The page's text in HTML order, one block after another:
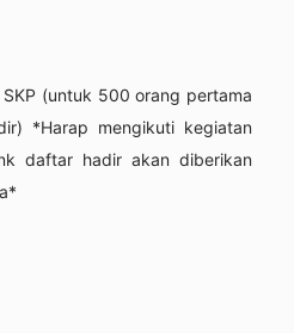
(untuk 500 orang pertama
*Harap mengikuti kegiatan
daftar hadir akan diberikan